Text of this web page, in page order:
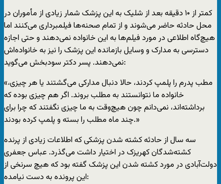
کمتر از ۱۰ دقیقه بعد از شلیک به این پزشک شمار زیادی از مأموران در
محل حادثه حاضر می‌شوند و از تمام صحنه‌ها فیلمبرداری می‌کنند اما
هیچ‌گاه اطلاعی در مورد فیلم‌ها به این خانواده نمی‌دهند و حتی اجازه
دسترسی به مدارک و وسایل بازمانده این پزشک را نیز به خانواده‌اش
نمی‌دهند. پسر دکتر سودبخش می‌گوید:
«مطب پدرم را پلمپ کردند، حالا دنبال مدارکی می‌گشتند یا هر چیزی،
خانواده ما نتوانستند به مطلب بروند. اگر هم چیزی بوده که
برداشته‌اند، نمی‌دانم چون هیچ‌وقت به ما چیزی نگفتند که چرا برای
چند ماه مطلب را بسته و پلمپ کرده بودند.»
سه سال از حادثه کشته شدن پزشکی که اطلاعات زیادی از پرنده
کشته‌شدگان کهریزک در اختیار داشت می‌گذرد. عباس جعفری
دولت‌آبادی در مورد کشته شدن این پزشک گفته بود که هیچ سرنخی از
این پرونده به دست نیامده: